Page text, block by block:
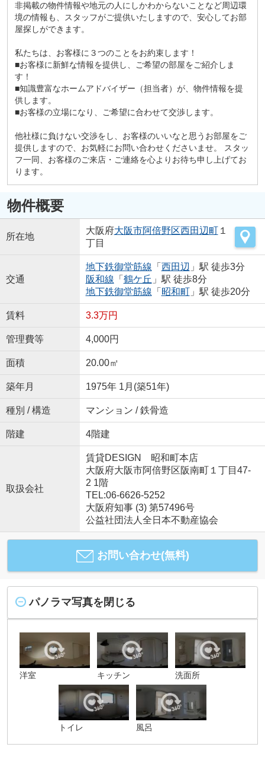
非掲載の物件情報や地元の人にしかわからないことなど周辺環
境の情報も、スタッフがご提供いたしますので、安心してお部
屋探しができます。
私たちは、お客様に３つのことをお約束します！
■お客様に新鮮な情報を提供し、ご希望の部屋をご紹介しま
す！
■知識豊富なホームアドバイザー（担当者）が、物件情報を提
供します。
■お客様の立場になり、ご希望に合わせて交渉します。
他社様に負けない交渉をし、お客様のいいなと思うお部屋をご
提供しますので、お気軽にお問い合わせくださいませ。 スタッ
フ一同、お客様のご来店・ご連絡を心よりお待ち申し上げてお
ります。
物件概要
所在地
大阪府大阪市阿倍野区西田辺町１
丁目
交通
地下鉄御堂筋線 「 西田辺 」駅 徒歩3分
阪和線 「 鶴ケ丘 」駅 徒歩8分
地下鉄御堂筋線 「 昭和町」駅 徒歩20分
賃料 3.3万円
管理費等 4,000円
面積 20.00㎡
築年月 1975年 1月(築51年)
種別 / 構造 マンション / 鉄骨造
階建 4階建
取扱会社
賃貸DESIGN 昭和町本店
大阪府大阪市阿倍野区阪南町１丁目47-
2 1階
TEL:06-6626-5252
大阪府知事 (3) 第57496号
公益社団法人全日本不動産協会
お問い合わせ(無料)
パノラマ写真を閉じる
洋室 キッチン 洗面所
トイレ 風呂